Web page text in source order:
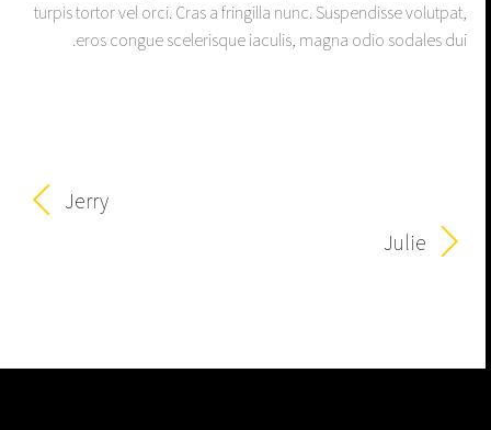
turpis tortor vel orci. Cras a fringilla nunc. Suspendisse volutpat,
eros congue scelerisque iaculis, magna odio sodales dui.
Jerry
Julie